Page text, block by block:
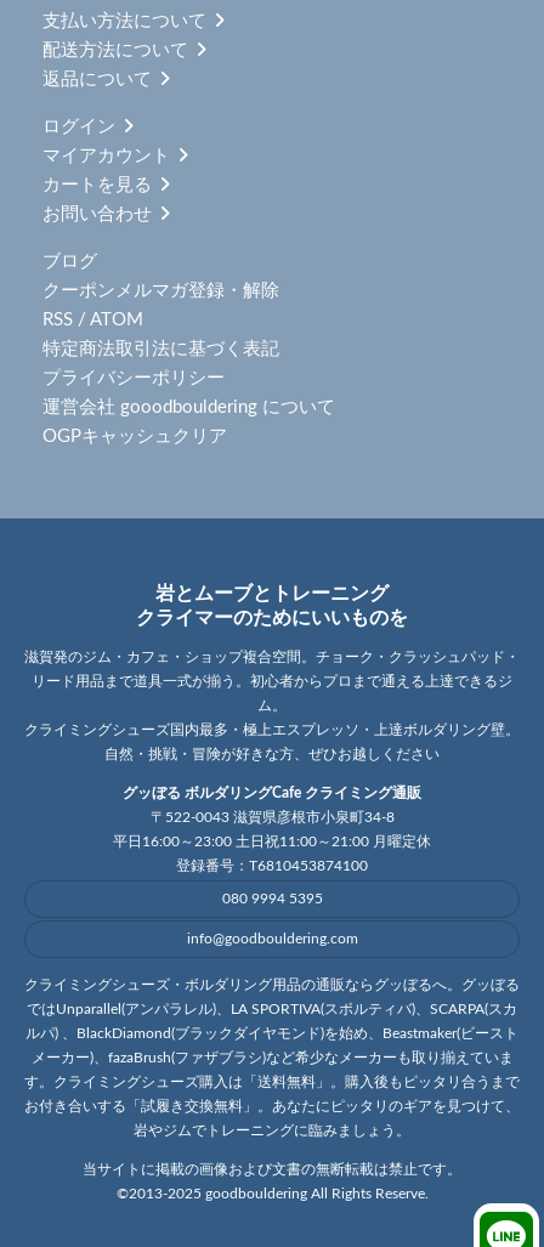
支払い方法について
配送方法について
返品について
ログイン
マイアカウント
カートを見る
お問い合わせ
ブログ
クーポンメルマガ登録・解除
RSS / ATOM
特定商法取引法に基づく表記
プライバシーポリシー
運営会社 gooodbouldering について
OGPキャッシュクリア
岩とムーブとトレーニング
クライマーのためにいいものを
滋賀発のジム・カフェ・ショップ複合空間。チョーク・クラッシュパッド・
リード用品まで道具一式が揃う。初心者からプロまで通える上達できるジ
ム。
クライミングシューズ国内最多・極上エスプレッソ・上達ボルダリング壁。
自然・挑戦・冒険が好きな方、ぜひお越しください
グッぼる ボルダリングCafe クライミング通販
〒522-0043 滋賀県彦根市小泉町34-8
平日16:00～23:00 土日祝11:00～21:00 月曜定休
登録番号：T6810453874100
080 9994 5395
info@goodbouldering.com
クライミングシューズ・ボルダリング用品の通販ならグッぼるへ。グッぼる
ではUnparallel(アンパラレル)、LA SPORTIVA(スポルティバ)、SCARPA(スカ
ルパ) 、BlackDiamond(ブラックダイヤモンド)を始め、Beastmaker(ビースト
メーカー)、fazaBrush(ファザブラシ)など希少なメーカーも取り揃えていま
す。クライミングシューズ購入は「送料無料」。購入後もピッタリ合うまで
お付き合いする「試履き交換無料」。あなたにピッタリのギアを見つけて、
岩やジムでトレーニングに臨みましょう。
当サイトに掲載の画像および文書の無断転載は禁止です。
©2013-2025 goodbouldering All Rights Reserve.